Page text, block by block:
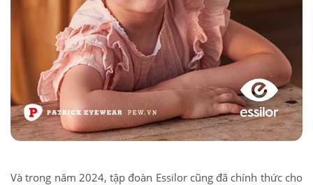
Và trong năm 2024, tập đoàn Essilor cũng đã chính thức cho